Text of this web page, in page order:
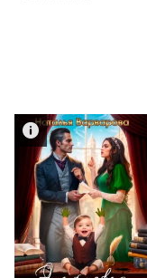
Агрессор
Дуглас Пенелопа
Смотреть